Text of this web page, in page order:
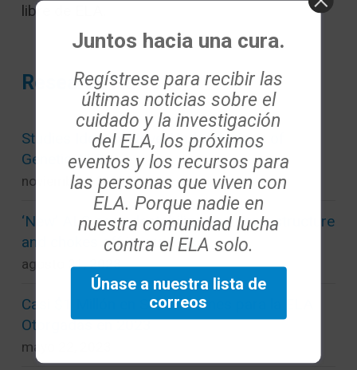
libre de ELA.
Research News
Studies Identify Novel Underpinnings of
Genetic ALS
noviembre 13, 2023
‘New’ ALS gene destabilizes neuron’s structure
and chokes off its nucleus
agosto 21, 2023
Casi $1 Millón en Subvenciones para la ELA
Otorgadas en 2023
mayo 22, 2023
Juntos hacia una cura.
Regístrese para recibir las
últimas noticias sobre el
cuidado y la investigación
del ELA, los próximos
eventos y los recursos para
las personas que viven con
ELA. Porque nadie en
nuestra comunidad lucha
contra el ELA solo.
Únase a nuestra lista de
correos